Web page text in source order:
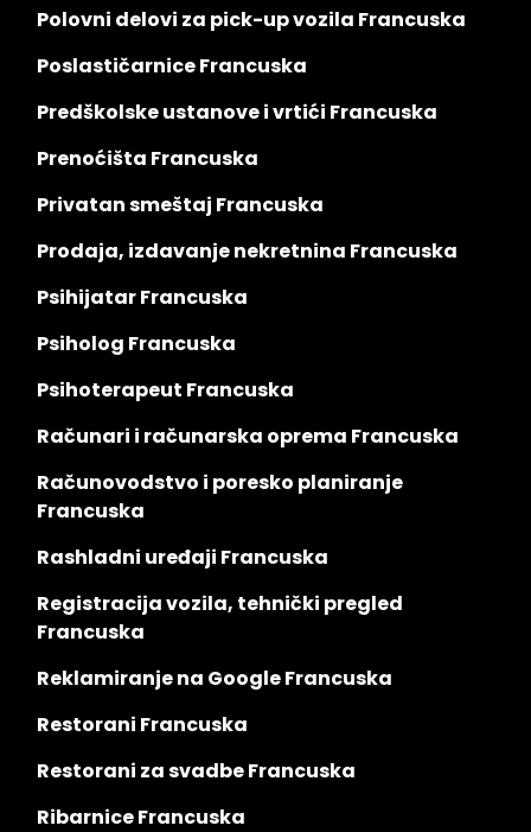
Polovni delovi za pick-up vozila Francuska
Poslastičarnice Francuska
Predškolske ustanove i vrtići Francuska
Prenoćišta Francuska
Privatan smeštaj Francuska
Prodaja, izdavanje nekretnina Francuska
Psihijatar Francuska
Psiholog Francuska
Psihoterapeut Francuska
Računari i računarska oprema Francuska
Računovodstvo i poresko planiranje
Francuska
Rashladni uređaji Francuska
Registracija vozila, tehnički pregled
Francuska
Reklamiranje na Google Francuska
Restorani Francuska
Restorani za svadbe Francuska
Ribarnice Francuska